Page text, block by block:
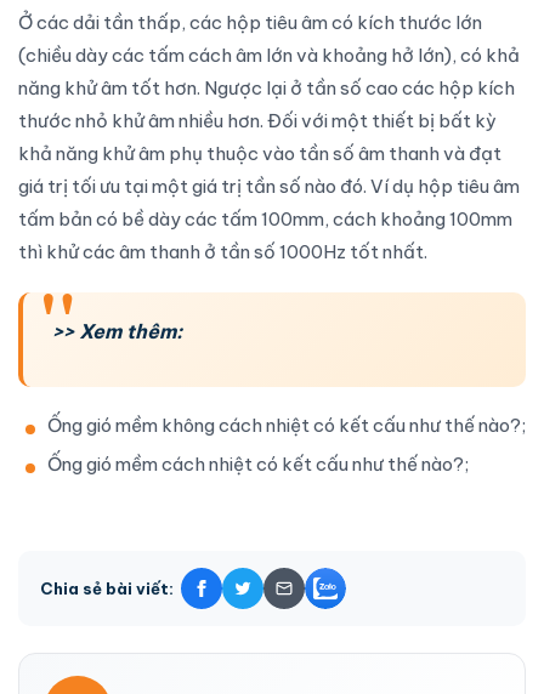
Ở các dải tần thấp, các hộp tiêu âm có kích thước lớn
(chiều dày các tấm cách âm lớn và khoảng hở lớn), có khả
năng khử âm tốt hơn. Ngược lại ở tần số cao các hộp kích
thước nhỏ khử âm nhiều hơn. Đối với một thiết bị bất kỳ
khả năng khử âm phụ thuộc vào tần số âm thanh và đạt
giá trị tối ưu tại một giá trị tần số nào đó. Ví dụ hộp tiêu âm
tấm bản có bề dày các tấm 100mm, cách khoảng 100mm
thì khử các âm thanh ở tần số 1000Hz tốt nhất.
>> Xem thêm:
Ống gió mềm không cách nhiệt có kết cấu như thế nào?;
Ống gió mềm cách nhiệt có kết cấu như thế nào?;
Chia sẻ bài viết: